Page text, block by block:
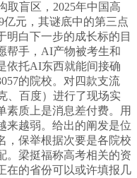
取盲区，2025年中国高
元，其谜底中的第三点
明白下一步的成长标的目
帮手，AI产物被考生和
依托AI东西就能间接确
的院校。对四款支流
、百度）进行了现场实
素质上是消息差付费。用
来越弱。给出的阐发是位
，保举根据次要是各院校
。梁挺福称高考相关的资
在的省份可以或许填报几